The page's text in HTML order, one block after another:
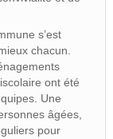
s’est
chacun.
ont été
Une
âgées,
pour